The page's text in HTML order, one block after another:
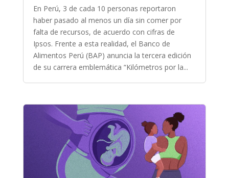
En Perú, 3 de cada 10 personas reportaron
haber pasado al menos un día sin comer por
falta de recursos, de acuerdo con cifras de
Ipsos. Frente a esta realidad, el Banco de
Alimentos Perú (BAP) anuncia la tercera edición
de su carrera emblemática “Kilómetros por la...